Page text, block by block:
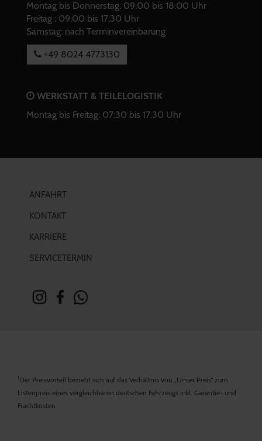
Montag bis Donnerstag: 09:00 bis 18:00 Uhr
Freitag : 09:00 bis 17:30 Uhr
Samstag: nach Terminvereinbarung
+49 8024 4773130
WERKSTATT & TEILELOGISTIK
Montag bis Freitag: 07:30 bis 17:30 Uhr
ANFAHRT
KONTAKT
KARRIERE
SERVICETERMIN
1Der Preisvorteil bezieht sich auf das Verhältnis von „Unser Preis“ zum
Listenpreis eines vergleichbaren deutschen Fahrzeugs inkl. Garantie- und
Frachtkosten